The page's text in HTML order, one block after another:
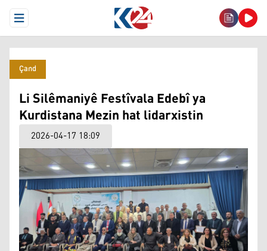
Open Menu
Çand
Li Silêmaniyê Festîvala Edebî ya
Kurdistana Mezin hat lidarxistin
2026-04-17 18:09